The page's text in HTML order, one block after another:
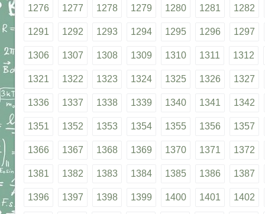
1276 1277 1278 1279 1280 1281 1282
1291 1292 1293 1294 1295 1296 1297
1306 1307 1308 1309 1310 1311 1312
1321 1322 1323 1324 1325 1326 1327
1336 1337 1338 1339 1340 1341 1342
1351 1352 1353 1354 1355 1356 1357
1366 1367 1368 1369 1370 1371 1372
1381 1382 1383 1384 1385 1386 1387
1396 1397 1398 1399 1400 1401 1402